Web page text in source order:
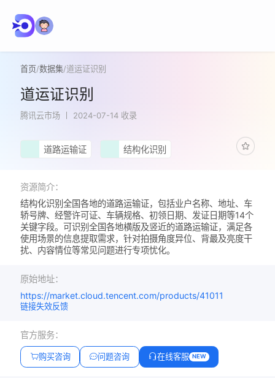
首页/数据集/道运证识别
道运证识别
腾讯云市场 2024-07-14 收录
道路运输证 结构化识别
资源简介：
结构化识别全国各地的道路运输证，包括业户名称、地址、车
轿号牌、经警许可证、车辆规格、初领日期、发证日期等14个
关键字段。可识别全国各地横版及竖近的道路运输证，满足各
使用场景的信息提取需求，针对拍摄角度异位、背最及亮度干
扰、内容情位等常见问题进行专项忧化。
原始地址：
https://market.cloud.tencent.com/products/41011
链接失效反馈
官方服务：
购买咨询 问题咨询 在线客服 NEW